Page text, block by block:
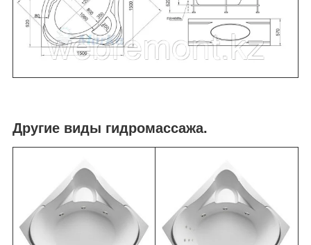
Другие виды гидромассажа.